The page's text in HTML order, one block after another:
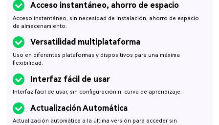
Acceso instantáneo, ahorro de espacio
Acceso instantáneo, sin necesidad de instalación, ahorro de espacio
de almacenamiento.
Versatilidad multiplataforma
Uso en diferentes plataformas y dispositivos para una máxima
flexibilidad.
Interfaz fácil de usar
Interfaz fácil de usar, sin configuración ni curva de aprendizaje.
Actualización Automática
Actualización automática a la última versión para acceder sin